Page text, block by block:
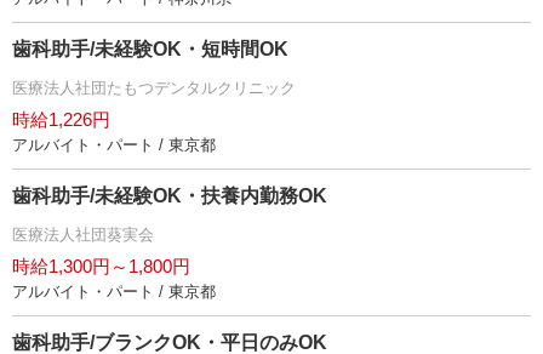
歯科助手/未経験OK・短時間OK
医療法人社団たもつデンタルクリニック
時給1,226円
アルバイト・パート / 東京都
歯科助手/未経験OK・扶養内勤務OK
医療法人社団葵実会
時給1,300円～1,800円
アルバイト・パート / 東京都
歯科助手/ブランクOK・平日のみOK